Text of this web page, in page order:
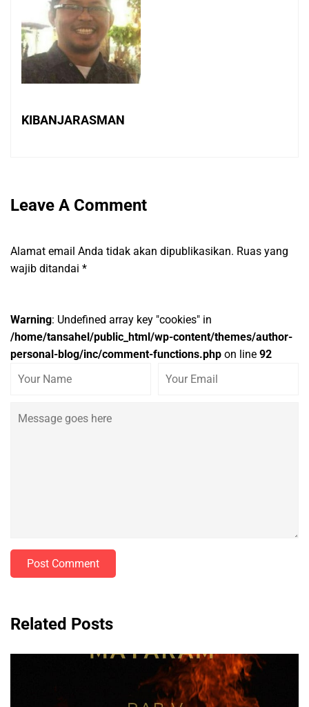
KIBANJARASMAN
Leave A Comment
Alamat email Anda tidak akan dipublikasikan. Ruas yang
wajib ditandai *
Warning: Undefined array key "cookies" in
/home/tansahel/public_html/wp-content/themes/author-
personal-blog/inc/comment-functions.php on line 92
Post Comment
Related Posts